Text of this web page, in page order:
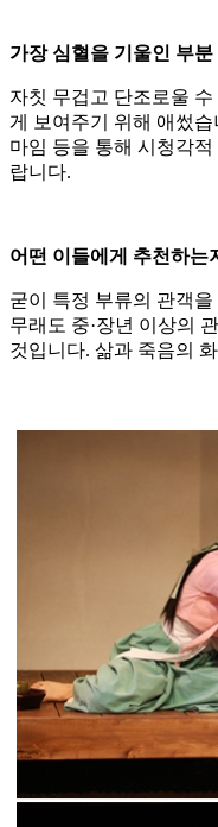
가장 심혈을 기울인 부분
자칫 무겁고 단조로울
게 보여주기 위해 애썼
마임 등을 통해 시청각
랍니다.
어떤 이들에게 추천하는
굳이 특정 부류의 관객
무래도 중·장년 이상의
것입니다. 삶과 죽음의